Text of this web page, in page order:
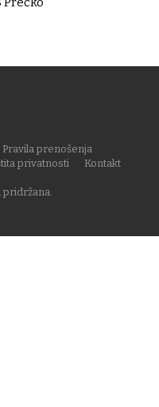
Pravila prenošenja
privatnosti
Kontakt